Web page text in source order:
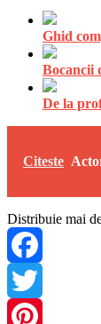
Ghid
Bocancii
De la
Citeste
Distribuie mai
Facebook
Twitter